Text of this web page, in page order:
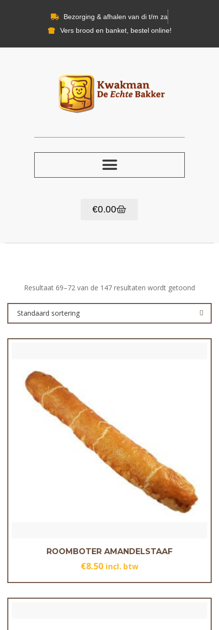
Bezorging & afhalen van di t/m za
Vers brood en banket, bestel online!
€0.00
Resultaat 69–72 van de 147 resultaten wordt getoond
Standaard sortering
ROOMBOTER AMANDELSTAAF
€8.50 incl. btw